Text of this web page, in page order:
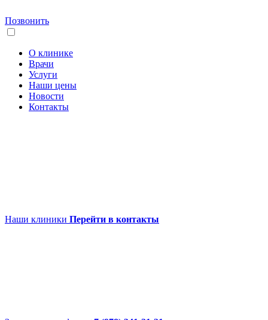
Позвонить
О клинике
Врачи
Услуги
Наши цены
Новости
Контакты
Наши клиники Перейти в контакты